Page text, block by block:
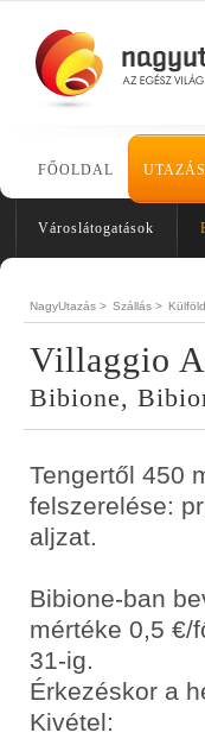
FŐOLDAL
Városlátogatások
NagyUtazás > Szállás >
Villaggio
Bibione,
Tengertől 450
felszerelése:
aljzat.
Bibione-ban
mértéke 0,5 €/
31-ig.
Érkezéskor a
Kivétel: